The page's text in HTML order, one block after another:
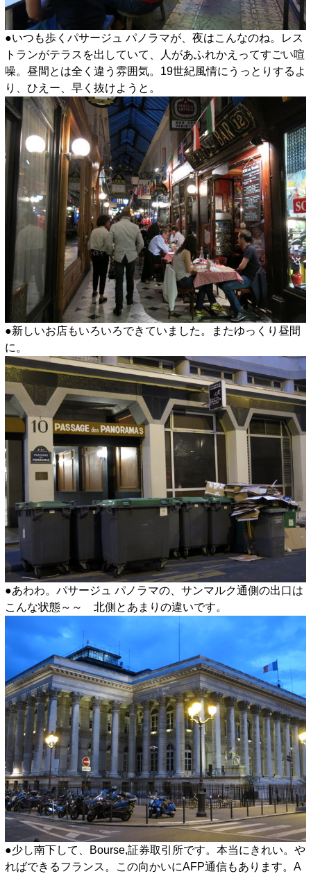
●いつも歩くパサージュ パノラマが、夜はこんなのね。レス
トランがテラスを出していて、人があふれかえってすごい喧
噪。昼間とは全く違う雰囲気。19世紀風情にうっとりするよ
り、ひえー、早く抜けようと。
●新しいお店もいろいろできていました。またゆっくり昼間
に。
●あわわ。パサージュ パノラマの、サンマルク通側の出口は
こんな状態～～ 北側とあまりの違いです。
●少し南下して、Bourse,証券取引所です。本当にきれい。や
ればできるフランス。この向かいにAFP通信もあります。A